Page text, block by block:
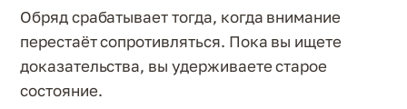
Обряд срабатывает тогда, когда внимание
перестаёт сопротивляться. Пока вы ищете
доказательства, вы удерживаете старое
состояние.